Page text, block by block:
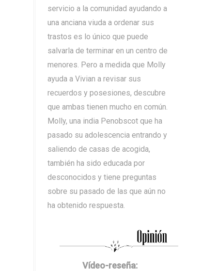
servicio a la comunidad ayudando a
una anciana viuda a ordenar sus
trastos es lo único que puede
salvarla de terminar en un centro de
menores. Pero a medida que Molly
ayuda a Vivian a revisar sus
recuerdos y posesiones, descubre
que ambas tienen mucho en común.
Molly, una india Penobscot que ha
pasado su adolescencia entrando y
saliendo de casas de acogida,
también ha sido educada por
desconocidos y tiene preguntas
sobre su pasado de las que aún no
ha obtenido respuesta.
Vídeo-reseña: